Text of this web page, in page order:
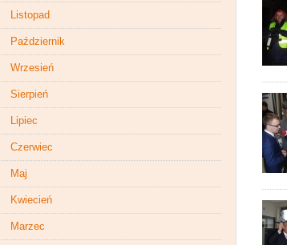
Listopad
Październik
Wrzesień
Sierpień
Lipiec
Czerwiec
Maj
Kwiecień
Marzec